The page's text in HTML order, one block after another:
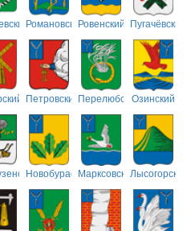
РомановскийРовенский Пугачёвский
ПетровскийПерелюбскийОзинский
НовобурасскийМарксовскийЛысогорский